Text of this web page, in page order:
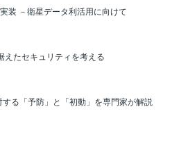
装 －衛星データ利活用に向けて
えたセキュリティを考える
する「予防」と「初動」を専門家が解説